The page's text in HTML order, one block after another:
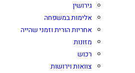
גירושין
אלימות במשפחה
אחריות הורית וזמני שהייה
מזונות
רכוש
צוואות וירושות